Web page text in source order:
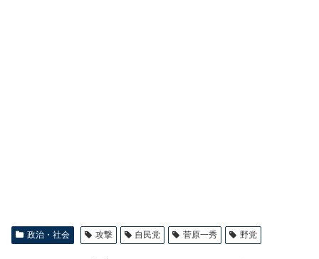
政治・社会 攻撃 自民党 菅原一秀 野党